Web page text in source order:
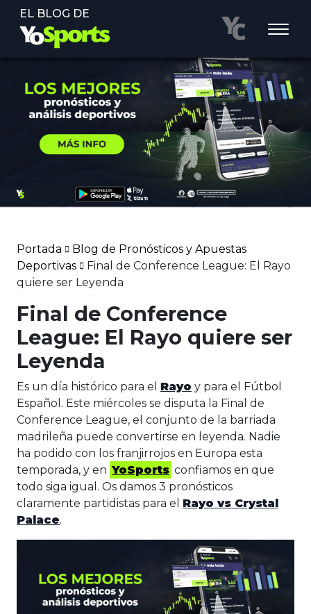
EL BLOG DE
Portada
Blog de Pronósticos y Apuestas
Deportivas
Final de Conference League: El Rayo
quiere ser Leyenda
Final de Conference
League: El Rayo quiere ser
Leyenda
Es un día histórico para el Rayo y para el Fútbol
Español. Este miércoles se disputa la Final de
Conference League, el conjunto de la barriada
madrileña puede convertirse en leyenda. Nadie
ha podido con los franjirrojos en Europa esta
temporada, y en YoSports confiamos en que
todo siga igual. Os damos 3 pronósticos
claramente partidistas para el Rayo vs Crystal
Palace.